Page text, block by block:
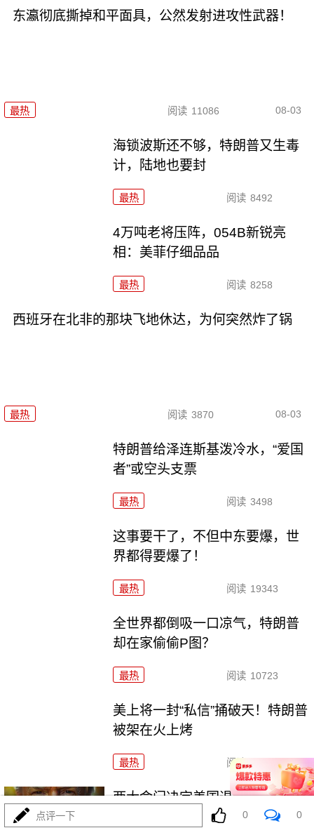
东瀛彻底撕掉和平面具，公然发射进攻性武器！
最热 阅读 11086 08-03
海锁波斯还不够，特朗普又生毒
计，陆地也要封
最热 阅读 8492
4万吨老将压阵，054B新锐亮
相：美菲仔细品品
最热 阅读 8258
西班牙在北非的那块飞地休达，为何突然炸了锅
最热 阅读 3870 08-03
特朗普给泽连斯基泼冷水，“爱国
者”或空头支票
最热 阅读 3498
这事要干了，不但中东要爆，世
界都得要爆了！
最热 阅读 19343
全世界都倒吸一口凉气，特朗普
却在家偷偷P图？
最热 阅读 10723
美上将一封“私信”捅破天！特朗普
被架在火上烤
最热 阅读 9407
两大命门决定美国退无可退，伊
点评一下 0 0